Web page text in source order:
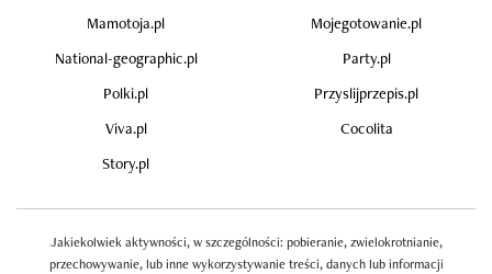
Mamotoja.pl
Mojegotowanie.pl
National-geographic.pl
Party.pl
Polki.pl
Przyslijprzepis.pl
Viva.pl
Cocolita
Story.pl
Jakiekolwiek aktywności, w szczególności: pobieranie, zwielokrotnianie,
przechowywanie, lub inne wykorzystywanie treści, danych lub informacji